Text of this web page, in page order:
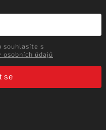
osobních údajů
se